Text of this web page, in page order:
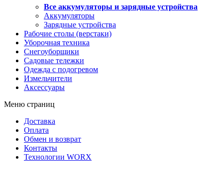
Все аккумуляторы и зарядные устройства
Аккумуляторы
Зарядные устройства
Рабочие столы (верстаки)
Уборочная техника
Снегоуборщики
Садовые тележки
Одежда с подогревом
Измельчители
Аксессуары
Меню страниц
Доставка
Оплата
Обмен и возврат
Контакты
Технологии WORX